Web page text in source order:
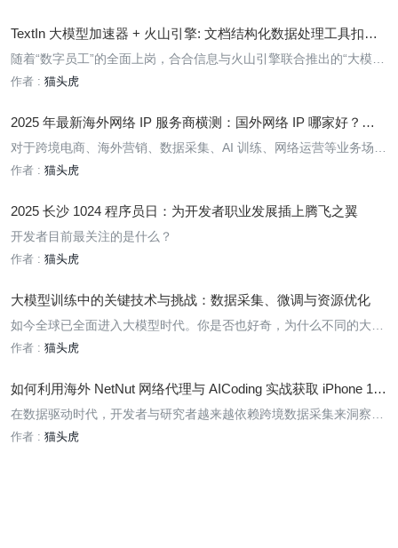
些实用的小技巧。
TextIn 大模型加速器 + 火山引擎: 文档结构化数据处理工具扣子
智能体工作流创建指南
随着“数字员工”的全面上岗，合合信息与火山引擎联合推出的“大模型
加速器”升级版 TextIn xParse 插件正式发布。这一工具为企业与开发
用。
作者 : 猫头虎
2025 年最新海外网络 IP 服务商横测：国外网络 IP 哪家好？
（延迟实测 + 场景推荐）
对于跨境电商、海外营销、数据采集、AI 训练、网络运营等业务场景
来说，海外网络 IP 已经成为不可或缺的基础设施。然而，市场上涌
网络 IP 服务商提供的服务更稳定、更低延迟、更高可用，且性价比
作者 : 猫头虎
2025 长沙 1024 程序员日：为开发者职业发展插上腾飞之翼
开发者目前最关注的是什么？
作者 : 猫头虎
大模型训练中的关键技术与挑战：数据采集、微调与资源优化
如今全球已全面进入大模型时代。你是否也好奇，为什么不同的大模
型表现差异如此之大？其实很多时候，关键并不完全在于算法本身，
水平。不过很多网站都有反爬机制，一不小心 IP 就被封了，数据采
不
作者 : 猫头虎
如何利用海外 NetNut 网络代理与 AICoding 实战获取 iPhone 17
新品用户评论数据？
在数据驱动时代，开发者与研究者越来越依赖跨境数据采集来洞察用
户需求、分析市场趋势。以 iPhone 17 为例，如何高效汇总 YouTub
作者 : 猫头虎